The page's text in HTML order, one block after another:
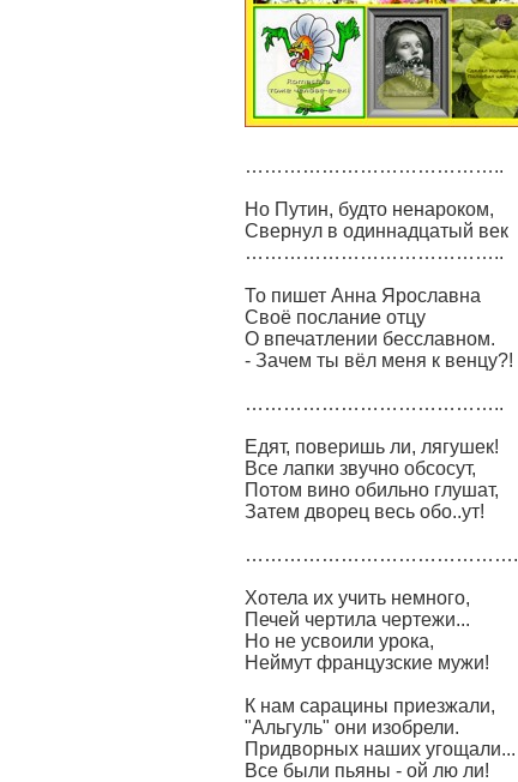
…………………………………..
Но Путин, будто ненароком,
Свернул в одиннадцатый век
…………………………………..
То пишет Анна Ярославна
Своё послание отцу
О впечатлении бесславном.
- Зачем ты вёл меня к венцу?!
…………………………………..
Едят, поверишь ли, лягушек!
Все лапки звучно обсосут,
Потом вино обильно глушат,
Затем дворец весь обо..ут!
…………………………………….
Хотела их учить немного,
Печей чертила чертежи...
Но не усвоили урока,
Неймут французские мужи!
К нам сарацины приезжали,
"Альгуль" они изобрели.
Придворных наших угощали...
Все были пьяны - ой лю ли!